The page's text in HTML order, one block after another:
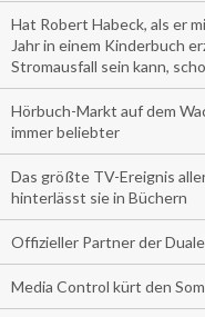
Hat Robert Habeck, als er
Jahr in einem Kinderbuch
Stromausfall sein kann,
Hörbuch-Markt auf dem
immer beliebter
Das größte TV-Ereignis
hinterlässt sie in Büchern
Offizieller Partner der
Media Control kürt den